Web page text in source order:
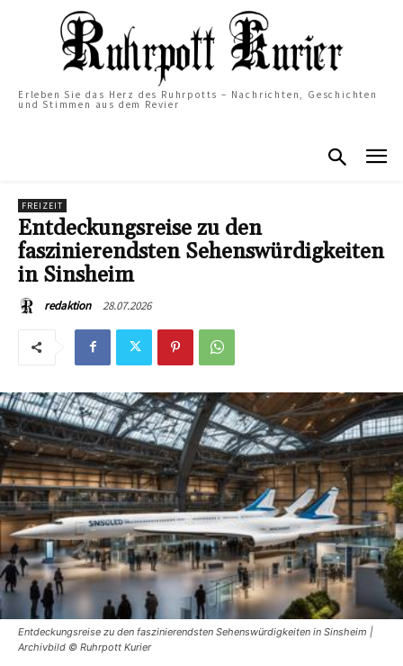
Erleben Sie das Herz des Ruhrpotts – Nachrichten, Geschichten
und Stimmen aus dem Revier
FREIZEIT
Entdeckungsreise zu den
faszinierendsten Sehenswürdigkeiten
in Sinsheim
redaktion 28.07.2026
Entdeckungsreise zu den faszinierendsten Sehenswürdigkeiten in Sinsheim |
Archivbild © Ruhrpott Kurier